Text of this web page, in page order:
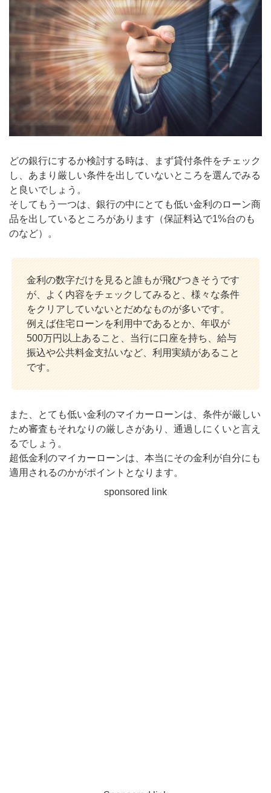
どの銀行にするか検討する時は、まず貸付条件をチェック
し、あまり厳しい条件を出していないところを選んでみる
と良いでしょう。
そしてもう一つは、銀行の中にとても低い金利のローン商
品を出しているところがあります（保証料込で1%台のも
のなど）。
金利の数字だけを見ると誰もが飛びつきそうです
が、よく内容をチェックしてみると、様々な条件
をクリアしていないとだめなものが多いです。
例えば住宅ローンを利用中であるとか、年収が
500万円以上あること、当行に口座を持ち、給与
振込や公共料金支払いなど、利用実績があること
です。
また、とても低い金利のマイカーローンは、条件が厳しい
ため審査もそれなりの厳しさがあり、通過しにくいと言え
るでしょう。
超低金利のマイカーローンは、本当にその金利が自分にも
適用されるのかがポイントとなります。
sponsored link